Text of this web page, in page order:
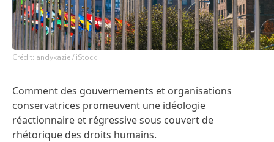
Crédit: andykazie / iStock
Comment des gouvernements et organisations
conservatrices promeuvent une idéologie
réactionnaire et régressive sous couvert de
rhétorique des droits humains.